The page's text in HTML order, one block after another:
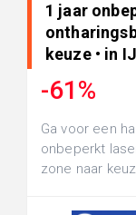
1 jaar
keuze • in
-61%
Ga voor een
onbeperkt
zone naar